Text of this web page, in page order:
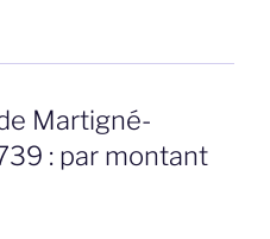
Martigné-
: par montant